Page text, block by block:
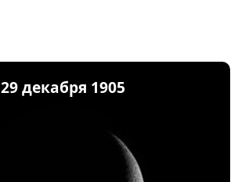
29 декабря 1905